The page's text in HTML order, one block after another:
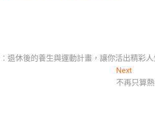
退休後的養生與運動計畫，讓你活出精彩人
NextNext
post:
不再只算